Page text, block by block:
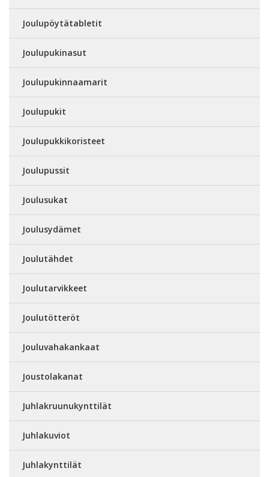
Joulupöytätabletit
Joulupukinasut
Joulupukinnaamarit
Joulupukit
Joulupukkikoristeet
Joulupussit
Joulusukat
Joulusydämet
Joulutähdet
Joulutarvikkeet
Joulutötteröt
Jouluvahakankaat
Joustolakanat
Juhlakruunukynttilät
Juhlakuviot
Juhlakynttilät